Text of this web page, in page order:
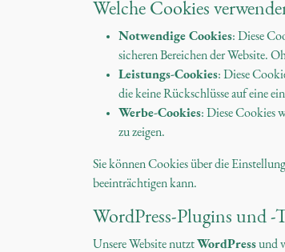
Welche Cookies
Notwendige Cookies: Diese
sicheren Bereichen der Website.
Leistungs-Cookies: Diese
die keine Rückschlüsse auf eine
Werbe-Cookies: Diese Cookies
zu zeigen.
Sie können Cookies über die
beeinträchtigen kann.
WordPress-Plugins und -
Unsere Website nutzt WordPressund